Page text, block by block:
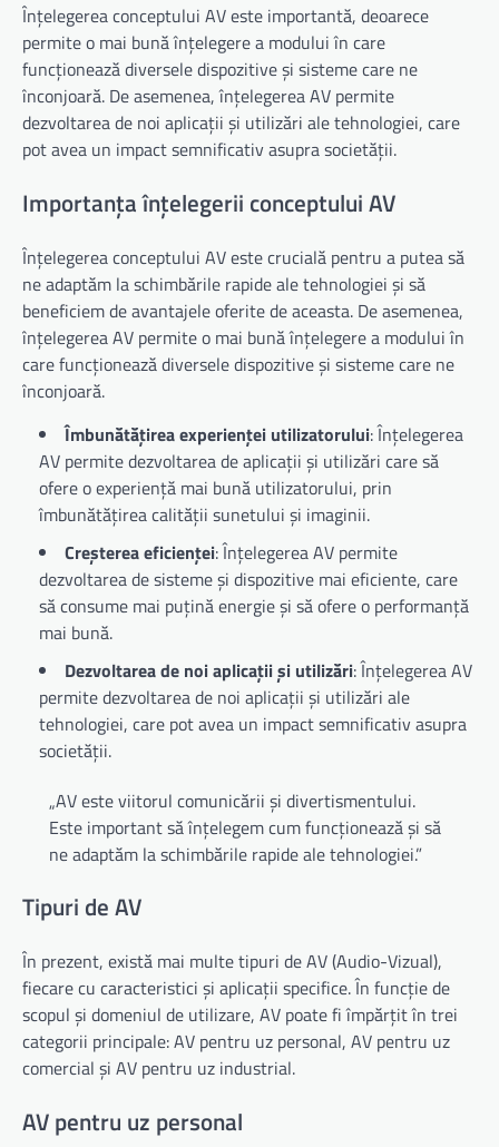
Înțelegerea conceptului AV este importantă, deoarece
permite o mai bună înțelegere a modului în care
funcționează diversele dispozitive și sisteme care ne
înconjoară. De asemenea, înțelegerea AV permite
dezvoltarea de noi aplicații și utilizări ale tehnologiei, care
pot avea un impact semnificativ asupra societății.
Importanța înțelegerii conceptului AV
Înțelegerea conceptului AV este crucială pentru a putea să
ne adaptăm la schimbările rapide ale tehnologiei și să
beneficiem de avantajele oferite de aceasta. De asemenea,
înțelegerea AV permite o mai bună înțelegere a modului în
care funcționează diversele dispozitive și sisteme care ne
înconjoară.
Îmbunătățirea experienței utilizatorului: Înțelegerea
AV permite dezvoltarea de aplicații și utilizări care să
ofere o experiență mai bună utilizatorului, prin
îmbunătățirea calității sunetului și imaginii.
Creșterea eficienței: Înțelegerea AV permite
dezvoltarea de sisteme și dispozitive mai eficiente, care
să consume mai puțină energie și să ofere o performanță
mai bună.
Dezvoltarea de noi aplicații și utilizări: Înțelegerea AV
permite dezvoltarea de noi aplicații și utilizări ale
tehnologiei, care pot avea un impact semnificativ asupra
societății.
„AV este viitorul comunicării și divertismentului.
Este important să înțelegem cum funcționează și să
ne adaptăm la schimbările rapide ale tehnologiei.”
Tipuri de AV
În prezent, există mai multe tipuri de AV (Audio-Vizual),
fiecare cu caracteristici și aplicații specifice. În funcție de
scopul și domeniul de utilizare, AV poate fi împărțit în trei
categorii principale: AV pentru uz personal, AV pentru uz
comercial și AV pentru uz industrial.
AV pentru uz personal